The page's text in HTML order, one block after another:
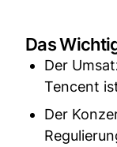
Das
Der
Tencent
Der